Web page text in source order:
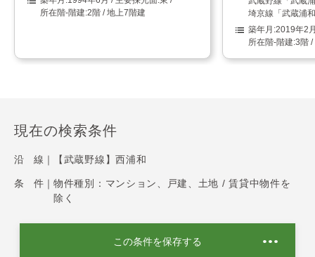
2階 / 地上7階建
埼京線「武蔵浦
2019年2
3階 /
現在の検索条件
沿 線｜ 【武蔵野線】西浦和
条 件｜ 物件種別：マンション、戸建、土地 / 賃貸中物件を
除く
この条件を保存する